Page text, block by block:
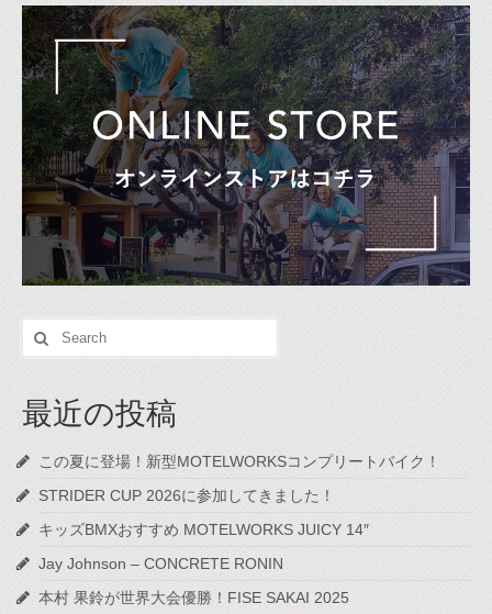
Search
for:
最近の投稿
この夏に登場！新型MOTELWORKSコンプリートバイク！
STRIDER CUP 2026に参加してきました！
キッズBMXおすすめ MOTELWORKS JUICY 14″
Jay Johnson – CONCRETE RONIN
本村 果鈴が世界大会優勝！FISE SAKAI 2025